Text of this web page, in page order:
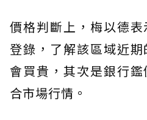
價格判斷上，梅以德
登錄，了解該區域近
會買貴，其次是銀行
合市場行情。